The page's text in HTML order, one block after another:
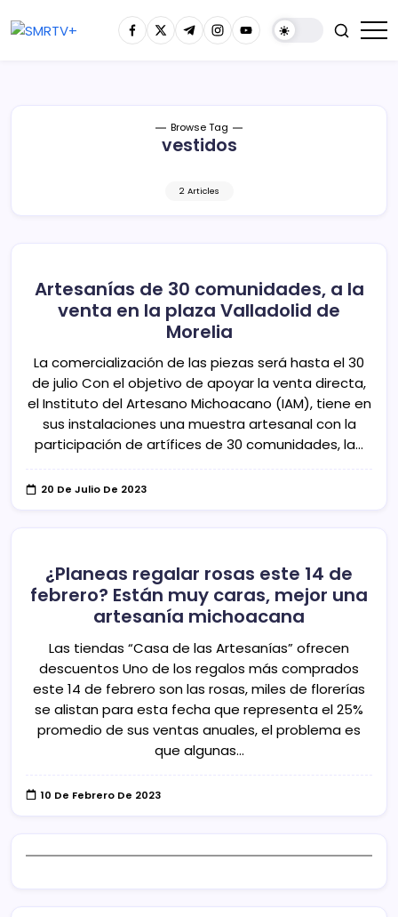
Browse Tag
vestidos
2 Articles
Artesanías de 30 comunidades, a la
venta en la plaza Valladolid de
Morelia
La comercialización de las piezas será hasta el 30
de julio Con el objetivo de apoyar la venta directa,
el Instituto del Artesano Michoacano (IAM), tiene en
sus instalaciones una muestra artesanal con la
participación de artífices de 30 comunidades, la…
20 De Julio De 2023
¿Planeas regalar rosas este 14 de
febrero? Están muy caras, mejor una
artesanía michoacana
Las tiendas “Casa de las Artesanías” ofrecen
descuentos Uno de los regalos más comprados
este 14 de febrero son las rosas, miles de florerías
se alistan para esta fecha que representa el 25%
promedio de sus ventas anuales, el problema es
que algunas…
10 De Febrero De 2023